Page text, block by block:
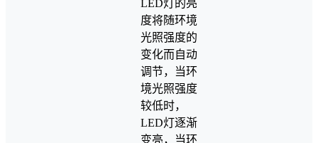
LED灯的亮
度将随环境
光照强度的
变化而自动
调节，当环
境光照强度
较低时，
LED灯逐渐
变亮，当环